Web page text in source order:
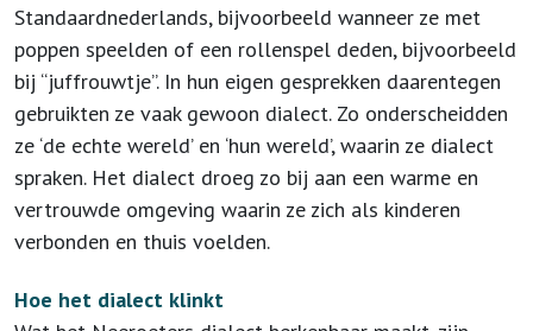
Standaardnederlands, bijvoorbeeld wanneer ze met
poppen speelden of een rollenspel deden, bijvoorbeeld
bij “juffrouwtje”. In hun eigen gesprekken daarentegen
gebruikten ze vaak gewoon dialect. Zo onderscheidden
ze ‘de echte wereld’ en ‘hun wereld’, waarin ze dialect
spraken. Het dialect droeg zo bij aan een warme en
vertrouwde omgeving waarin ze zich als kinderen
verbonden en thuis voelden.
Hoe het dialect klinkt